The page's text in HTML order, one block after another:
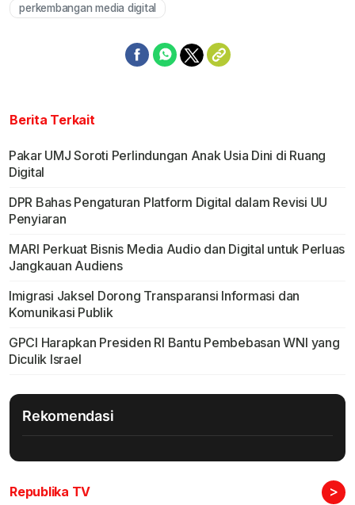
perkembangan media digital
Berita Terkait
Pakar UMJ Soroti Perlindungan Anak Usia Dini di Ruang
Digital
DPR Bahas Pengaturan Platform Digital dalam Revisi UU
Penyiaran
MARI Perkuat Bisnis Media Audio dan Digital untuk Perluas
Jangkauan Audiens
Imigrasi Jaksel Dorong Transparansi Informasi dan
Komunikasi Publik
GPCI Harapkan Presiden RI Bantu Pembebasan WNI yang
Diculik Israel
Rekomendasi
Republika TV >